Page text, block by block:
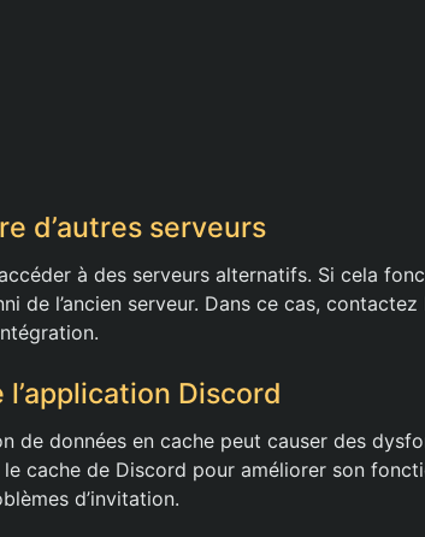
d’autres serveurs
à des serveurs alternatifs. Si cela
de l’ancien serveur. Dans ce cas, contactez
Discord
de données en cache peut causer des
le cache de Discord pour améliorer son
d’invitation.